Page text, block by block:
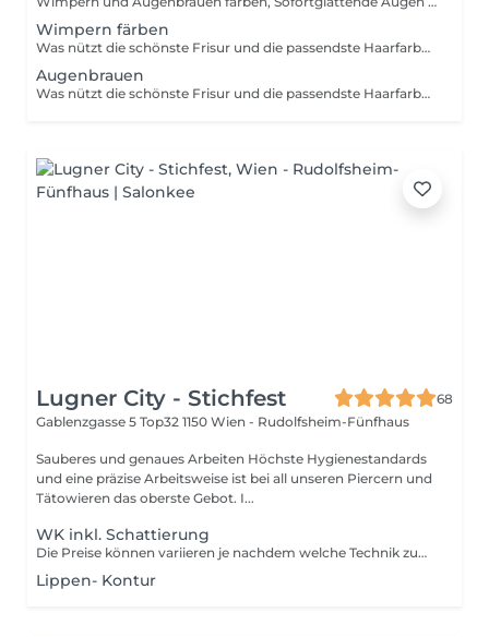
Wimpern färben
Was nützt die schönste Frisur und die passendste Haarfarbe, wenn Augenbrauen und Wimpern daneben blass und ausdruckslos wirken? Mit einer entsprechenden Färbung können die Farbprofis in den Salons und Studios Abhilfe schaffen. Ob kreativ, oder klassisch die Naturfarbe verstärkend, den Farbwünschen sind hierbei kaum Grenzen gesetzt.
Augenbrauen
Was nützt die schönste Frisur und die passendste Haarfarbe, wenn Augenbrauen und Wimpern daneben blass und ausdruckslos wirken? Mit einer entsprechenden Färbung können die Farbprofis in den Salons und Studios Abhilfe schaffen. Ob kreativ, oder klassisch die Naturfarbe verstärkend, den Farbwünschen sind hierbei kaum Grenzen gesetzt.
Lugner City - Stichfest
68
Gablenzgasse 5 Top32 1150 Wien - Rudolfsheim-Fünfhaus
Sauberes und genaues Arbeiten Höchste Hygienestandards
und eine präzise Arbeitsweise ist bei all unseren Piercern und
Tätowieren das oberste Gebot. I...
WK inkl. Schattierung
Die Preise können variieren je nachdem welche Technik zum Einsatz kommt und ob ein altes PMU vorhanden ist. Ein persönliches Beratungsgespräch wird deshalb immer empfohlen.
Lippen- Kontur